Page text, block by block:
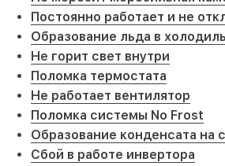
Постоянно работает и не
Образование льда в
Не горит свет внутри
Поломка термостата
Не работает вентилятор
Поломка системы No Frost
Образование конденсата на
Сбой в работе инвертора